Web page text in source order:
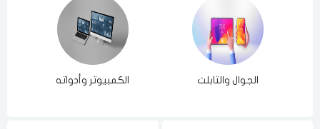
الجوال والتابلت الكمبيوتر وأدواته